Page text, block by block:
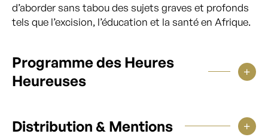
d’aborder sans tabou des sujets graves et profonds
tels que l’excision, l’éducation et la santé en Afrique.
Programme des Heures
Heureuses
Distribution & Mentions